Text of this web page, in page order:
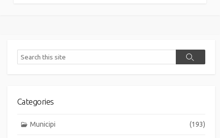
Search
Search
Categories
Municipi (193)